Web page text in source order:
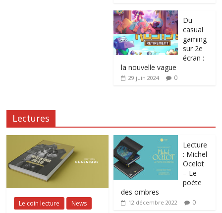
Du
casual
gaming
sur 2e
écran :
la nouvelle vague
29 juin 2024 0
Lectures
Le coin lecture News
Lecture
: Michel
Ocelot
– Le
poète
des ombres
12 décembre 2022 0